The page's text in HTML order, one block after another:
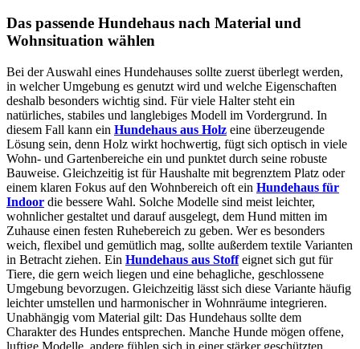
Das passende Hundehaus nach Material und
Wohnsituation wählen
Bei der Auswahl eines Hundehauses sollte zuerst überlegt werden,
in welcher Umgebung es genutzt wird und welche Eigenschaften
deshalb besonders wichtig sind. Für viele Halter steht ein
natürliches, stabiles und langlebiges Modell im Vordergrund. In
diesem Fall kann ein Hundehaus aus Holz eine überzeugende
Lösung sein, denn Holz wirkt hochwertig, fügt sich optisch in viele
Wohn- und Gartenbereiche ein und punktet durch seine robuste
Bauweise. Gleichzeitig ist für Haushalte mit begrenztem Platz oder
einem klaren Fokus auf den Wohnbereich oft ein Hundehaus für
Indoor die bessere Wahl. Solche Modelle sind meist leichter,
wohnlicher gestaltet und darauf ausgelegt, dem Hund mitten im
Zuhause einen festen Ruhebereich zu geben. Wer es besonders
weich, flexibel und gemütlich mag, sollte außerdem textile Varianten
in Betracht ziehen. Ein Hundehaus aus Stoffeignet sich gut für
Tiere, die gern weich liegen und eine behagliche, geschlossene
Umgebung bevorzugen. Gleichzeitig lässt sich diese Variante häufig
leichter umstellen und harmonischer in Wohnräume integrieren.
Unabhängig vom Material gilt: Das Hundehaus sollte dem
Charakter des Hundes entsprechen. Manche Hunde mögen offene,
luftige Modelle, andere fühlen sich in einer stärker geschützten